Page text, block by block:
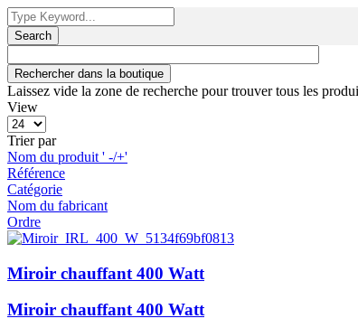
Search
Laissez vide la zone de recherche pour trouver tous les
View
Trier par
Nom du produit ' -/+'
Référence
Catégorie
Nom du fabricant
Ordre
Miroir chauffant 400 Watt
Miroir chauffant 400 Watt